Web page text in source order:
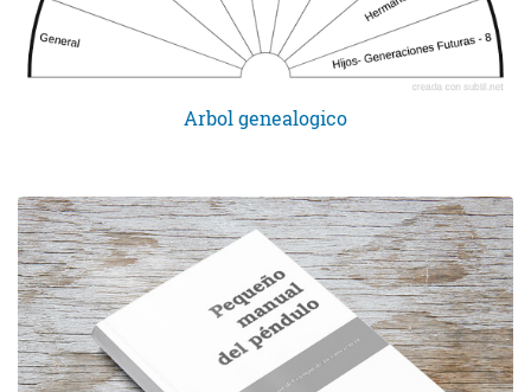
Arbol genealogico